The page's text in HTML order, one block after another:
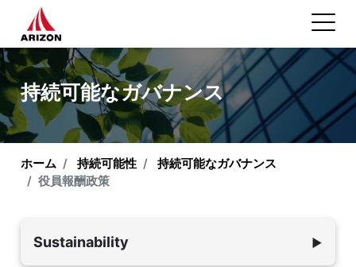
持続可能なガバナンス
ホーム 持続可能性
持続可能なガバナンス
役員報酬政策
Sustainability ▼